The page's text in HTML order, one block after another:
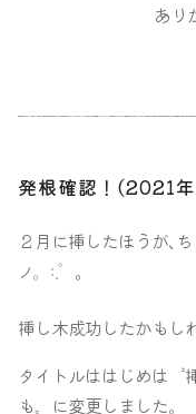
あり
発根確認！(2021
２月に挿したほうが､
ノ。:.゜ ｡
挿し木成功したかもし
タイトルははじめは〝
も〟に変更しました｡